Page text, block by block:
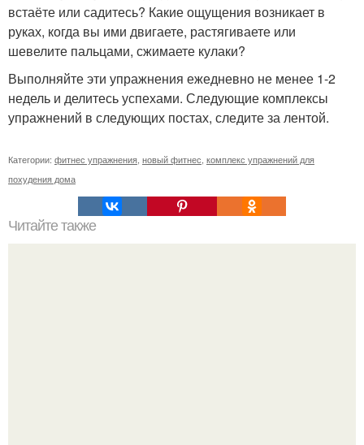
встаёте или садитесь? Какие ощущения возникает в
руках, когда вы ими двигаете, растягиваете или
шевелите пальцами, сжимаете кулаки?
Выполняйте эти упражнения ежедневно не менее 1-2
недель и делитесь успехами. Следующие комплексы
упражнений в следующих постах, следите за лентой.
Категории: фитнес упражнения новый фитнес комплекс упражнений для
похудения дома
Читайте также